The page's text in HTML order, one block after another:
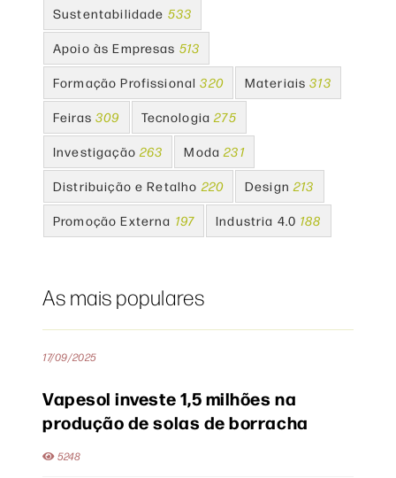
Sustentabilidade 533
Apoio às Empresas 513
Formação Profissional 320 Materiais 313
Feiras 309 Tecnologia 275
Investigação 263 Moda 231
Distribuição e Retalho 220 Design 213
Promoção Externa 197 Industria 4.0 188
As mais populares
17/09/2025
Vapesol investe 1,5 milhões na
produção de solas de borracha
5248